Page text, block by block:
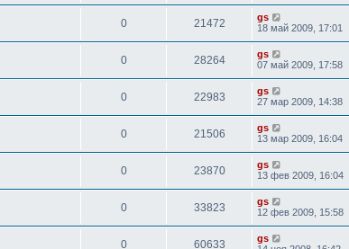
0 21472
gs
18 май 2009, 17:01
0 28264
gs
07 май 2009, 17:58
0 22983
gs
27 мар 2009, 14:38
0 21506
gs
13 мар 2009, 16:04
0 23870
gs
13 фев 2009, 16:04
0 33823
gs
12 фев 2009, 15:58
0 60633
gs